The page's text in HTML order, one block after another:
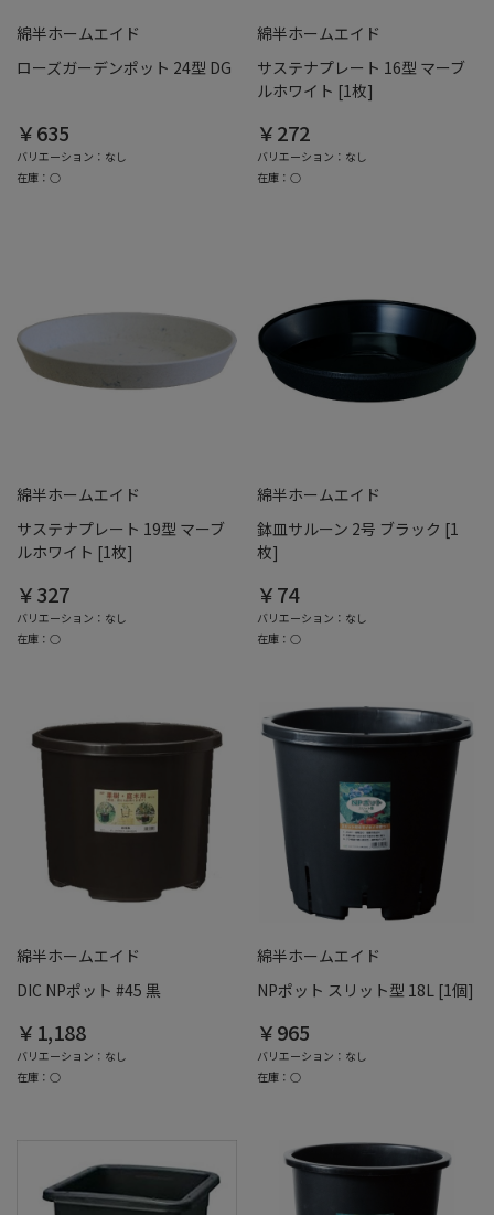
綿半ホームエイド
ローズガーデンポット 24型 DG
￥635
バリエーション：なし
在庫：○
綿半ホームエイド
サステナプレート 16型 マーブ
ルホワイト [1枚]
￥272
バリエーション：なし
在庫：○
綿半ホームエイド
サステナプレート 19型 マーブ
ルホワイト [1枚]
￥327
バリエーション：なし
在庫：○
綿半ホームエイド
鉢皿サルーン 2号 ブラック [1
枚]
￥74
バリエーション：なし
在庫：○
綿半ホームエイド
DIC NPポット #45 黒
￥1,188
バリエーション：なし
在庫：○
綿半ホームエイド
NPポット スリット型 18L [1個]
￥965
バリエーション：なし
在庫：○